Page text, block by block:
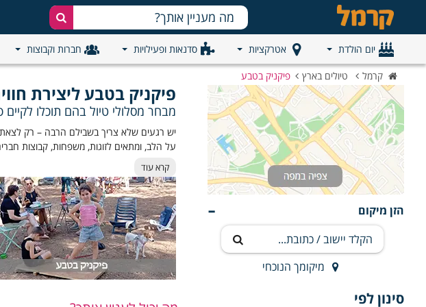
יום הולדת אטרקציות סדנאות ופעילויות חברות וקבוצות
קרמל טיולים בארץ פיקניק בטבע
פיקניק בטבע ליצירת
מבחר מסלולי טיול בהם תוכלו
יש רגעים שלא צריך בשבילם הרבה – רק לצאת
על הלב, ומתאים לזוגות, משפחות, קבוצות
בישראל יש אינספור לוקיישנים מושלמים
נושא -
ציוד לפיקניק:
אוכל ושתייה:
קרא עוד
הזן מיקום
מיקומך הנוכחי
סינון לפי